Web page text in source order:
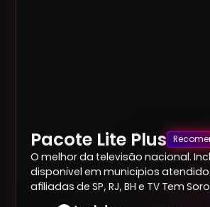
Pacote Lite Plus
O melhor da televisão nacional.
disponível em municípios
afiliadas de SP, RJ, BH e TV Tem